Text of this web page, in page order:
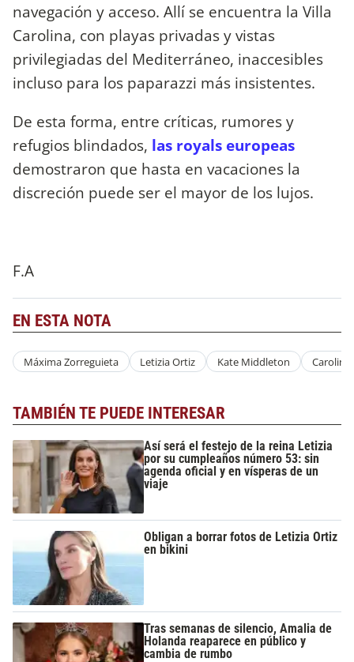
navegación y acceso. Allí se encuentra la Villa
Carolina, con playas privadas y vistas
privilegiadas del Mediterráneo, inaccesibles
incluso para los paparazzi más insistentes.
De esta forma, entre críticas, rumores y
refugios blindados, las royals europeas
demostraron que hasta en vacaciones la
discreción puede ser el mayor de los lujos.
F.A
EN ESTA NOTA
Máxima Zorreguieta Letizia Ortiz Kate Middleton Carolina
TAMBIÉN TE PUEDE INTERESAR
Así será el festejo de la reina Letizia
por su cumpleaños número 53: sin
agenda oficial y en vísperas de un
viaje
Obligan a borrar fotos de Letizia Ortiz
en bikini
Tras semanas de silencio, Amalia de
Holanda reaparece en público y
cambia de rumbo